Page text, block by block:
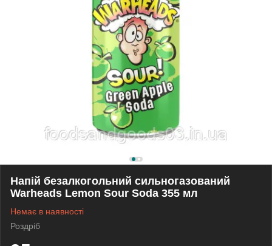
Напій безалкогольний сильногазований
Warheads Lemon Sour Soda 355 мл
Немає в наявності
Роздріб